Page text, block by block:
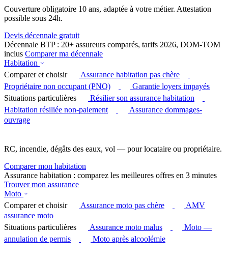
Couverture obligatoire 10 ans, adaptée à votre métier. Attestation
possible sous 24h.
Devis décennale gratuit
Décennale BTP : 20+ assureurs comparés, tarifs 2026, DOM-TOM
inclus Comparer ma décennale
Habitation
Comparer et choisir
Assurance habitation pas chère
Propriétaire non occupant (PNO)
Garantie loyers impayés
Situations particulières
Résilier son assurance habitation
Habitation résiliée non-paiement
Assurance dommages-
ouvrage
RC, incendie, dégâts des eaux, vol — pour locataire ou propriétaire.
Comparer mon habitation
Assurance habitation : comparez les meilleures offres en 3 minutes
Trouver mon assurance
Moto
Comparer et choisir
Assurance moto pas chère
AMV
assurance moto
Situations particulières
Assurance moto malus
Moto —
annulation de permis
Moto après alcoolémie